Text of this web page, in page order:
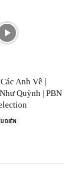
Anh Về |
Quỳnh | PBN
DIỄN